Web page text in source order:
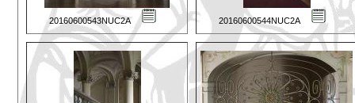
20160600543NUC2A 20160600544NUC2A